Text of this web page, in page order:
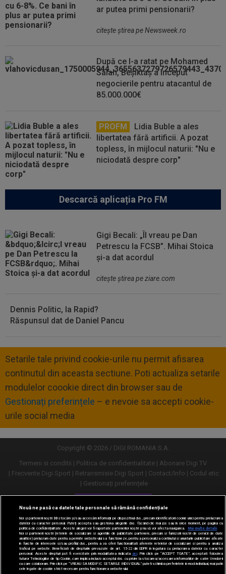
ar putea primi pensionarii?
citeşte ştirea pe Newsweek.ro
După ce l-a ratat pe Mohamed
Salah, Beșiktaș a început
negocierile pentru atacantul de
85.000.000€
PROFM
Lidia Buble a ales
libertatea fără artificii. A pozat
topless, în mijlocul naturii: "Nu e
niciodată despre corp"
Descarcă aplicația Pro FM
Gigi Becali: „Îl vreau pe Dan
Petrescu la FCSB”. Mihai Stoica
și-a dat acordul
citeşte ştirea pe ziare.com
Dennis Politic, la Rapid?
Răspunsul dat de Daniel Pancu
Setarile tale privind cookie-urile nu permit afisarea
continutul din aceasta sectiune. Poti actualiza setarile
modulelor coookie direct din browser sau de
Gestionați preferințele – e nevoie sa accepti cookie-
urile social media
Copyright © 2026 / DIGI ROMANIA S.A.
Termeni si conditii
Politica de confidentialitate
Abonare Digi TV
Frecvente Digi Sport
Retransmisie Digi Sport Contact/Info
Codul etic
Gestionați preferințele
Versiune desktop
Nouă ne pasă ca datele tale personale să rămână confidențiale
Noi și partenerii noștri30stocăm și/sau accesăm informații pe dispozitivul dvs., precum identificatorii cookie unici pentru prelucrarea
datelor cu caracter personal. Puteți accepta sau gestiona alegerile dvs. făcând clic mai jos sau în orice moment, pe pagina cu
politica de confidențialitate. Aceste alegeri vor fi raportate partenerilor noștri și nu vă vor afecta navigarea.
Mai multe detalii
Noi si partenerii nostri (retelele de socializare si agentiile de publicitate partenere, precum si furnizorii nostri de servicii de date
analitice) prelucram date pentru a permite website-ului sa functioneze, pentru a personaliza continutul si anunturile publicitare afisate
in functie de interesele si/sau profilul dvs., pentru a va oferi functionalitati aferente retelelor de socializare si pentru a analiza
traficul pe website. Beneficiati de drepturile prevazute de art. 15-22 din GDPR in legatura cu prelucrarea datelor cu caracter
personal. Aceste drepturi pot fi exercitate prin modalitatea indicata aici. Prin click pe “ACCEPT TOATE”, acceptati folosirea
tuturor Tehnologiilor de tip Cookie, care implica inclusiv acceptul dvs. cu privire la stocarea/accesarea informatiilor de catre Vendor-ii
cu care colaboram. Prin click pe “VREAU SA MODIFIC SETARILE INDIVIDUAL” puteti schimba preferintele in mod individual, mai putin
cele legate de cookie strict necesare pentru functionarea website-ului.